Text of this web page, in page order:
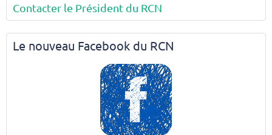
Contacter le Président du RCN
Le nouveau Facebook du RCN